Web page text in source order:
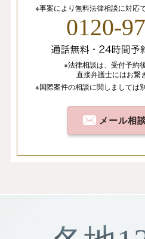
※事案により無料法律相談に対応
0120-
※法律相談は、 受付予約
直接弁護士にはお繋
※国際案件の相談に関しましては
メール相